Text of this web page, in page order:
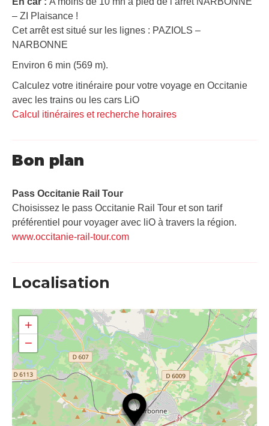
– ZI Plaisance !
Cet arrêt est situé sur les lignes : PAZIOLS –
NARBONNE
Environ 6 min (569 m).
Calculez votre itinéraire pour votre voyage en Occitanie
avec les trains ou les cars LiO
Calcul itinéraires et recherche horaires
Bon plan
Pass Occitanie Rail Tour​
Choisissez le pass Occitanie Rail Tour et son tarif
préférentiel pour voyager avec liO à travers la région.
www.occitanie-rail-tour.com
Localisation
+
−